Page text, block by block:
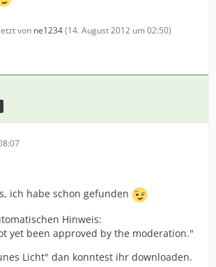
von ne1234(14. August 2012 um 02:50)
ich habe schon gefunden
Hinweis:
yet been approved by the moderation."
Licht" dan konntest ihr downloaden.